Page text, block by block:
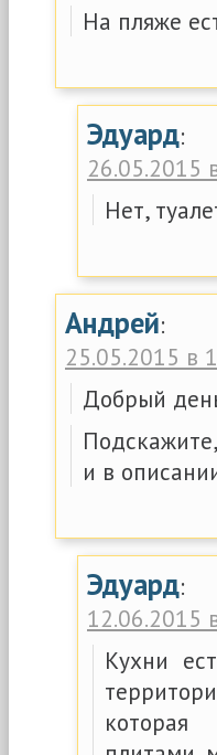
На пляже
Эдуард:
26.05.2015
Нет,
Андрей:
25.05.2015 в
Добрый
и в
Эдуард:
12.06.2015
Кухни